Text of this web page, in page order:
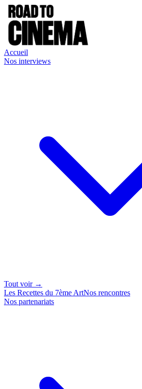
Accueil
Nos interviews
Tout voir →
Les Recettes du 7ème ArtNos rencontres
Nos partenariats